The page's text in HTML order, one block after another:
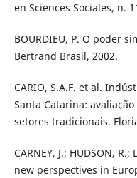
en Sciences Sociales, n.
BOURDIEU, P. O poder
Bertrand Brasil, 2002.
CARIO, S.A.F. et al.
Santa Catarina:
setores tradicionais.
CARNEY, J.; HUDSON,
new perspectives in